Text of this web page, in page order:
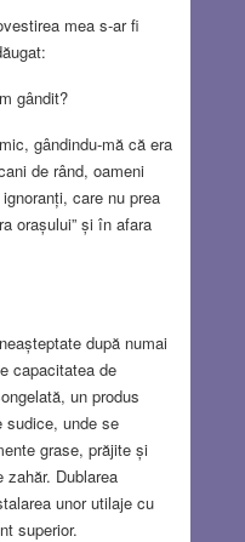
mea s-ar fi
gândit?
gândindu-mă că era
de rând, oameni
care nu prea
orașului” și în afara
după numai
capacitatea de
un produs
sudice, unde se
grase, prăjite și
Dublarea
unor utilaje cu
superior.